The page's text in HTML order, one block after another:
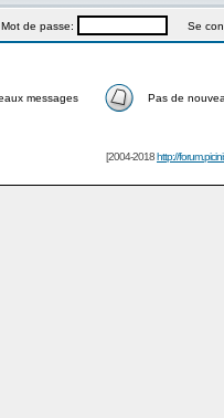
de passe: Se
messages Pas de
[2004-2018http://